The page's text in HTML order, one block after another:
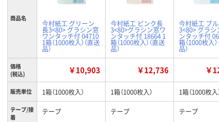
商品名
今村紙工 グリーン
長3<80> グラシン窓
ワンタッチ付 04710
1箱（1000枚入）（直送
品）
今村紙工 ピンク長
3<80>グラシン窓ワ
ンタッチ付 18664 1
箱（1000枚入）（直送
品）
今村紙工 ブ
3<80> グラシ
ンタッチ付
箱（1000枚入
品）
価格
(税込)
￥10,903 ￥12,736 ￥
販売単位 1箱（1000枚入） 1箱（1000枚入） 1箱（1000枚入
テープ/接
着
テープ テープ テープ